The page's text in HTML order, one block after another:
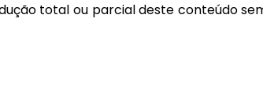
total ou parcial deste conteúdo